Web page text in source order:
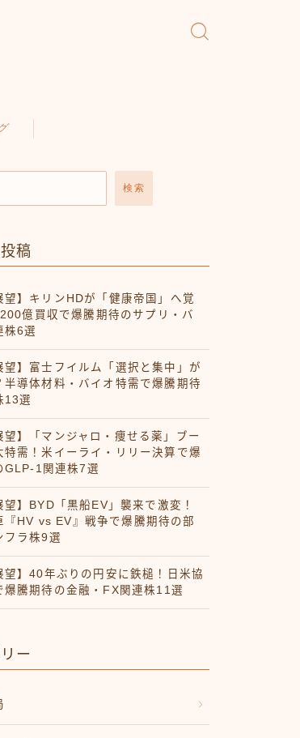
検索
稿
望】キリンHDが「健康帝国」へ覚
億買収で爆騰期待のサプリ・バ
株6選
望】富士フイルム「選択と集中」が
半導体材料・バイオ特需で爆騰期待
13選
望】「マンジャロ・痩せる薬」ブー
特需！米イーライ・リリー決算で爆
GLP-1関連株7選
望】BYD「黒船EV」襲来で激変！
『HV vs EV』戦争で爆騰期待の部
フラ株9選
望】40年ぶりの円安に鉄槌！日米協
爆騰期待の金融・FX関連株11選
ー